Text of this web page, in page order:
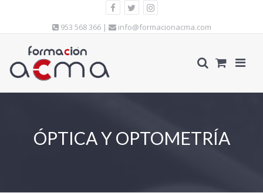
953 568 366 | info@formacionacma.com
ÓPTICA Y OPTOMETRÍA